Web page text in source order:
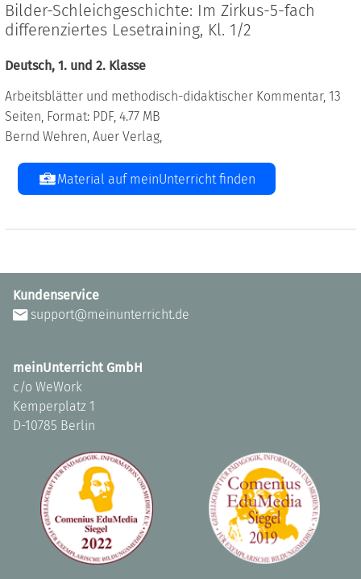
Bilder-Schleichgeschichte: Im Zirkus-5-fach
differenziertes Lesetraining, Kl. 1/2
Deutsch, 1. und 2. Klasse
Arbeitsblätter und methodisch-didaktischer Kommentar, 13
Seiten, Format: PDF, 4.77 MB
Bernd Wehren, Auer Verlag,
Material auf meinUnterricht finden
Kundenservice
support@meinunterricht.de
meinUnterricht GmbH
c/o WeWork
Kemperplatz 1
D-10785 Berlin